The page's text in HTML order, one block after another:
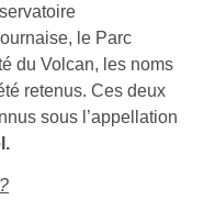
le Parc
du Volcan, les noms
retenus. Ces deux
sous l’appellation